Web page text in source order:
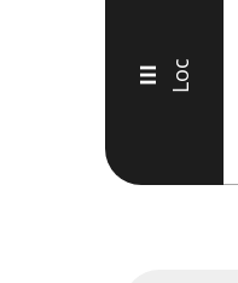
III Loc